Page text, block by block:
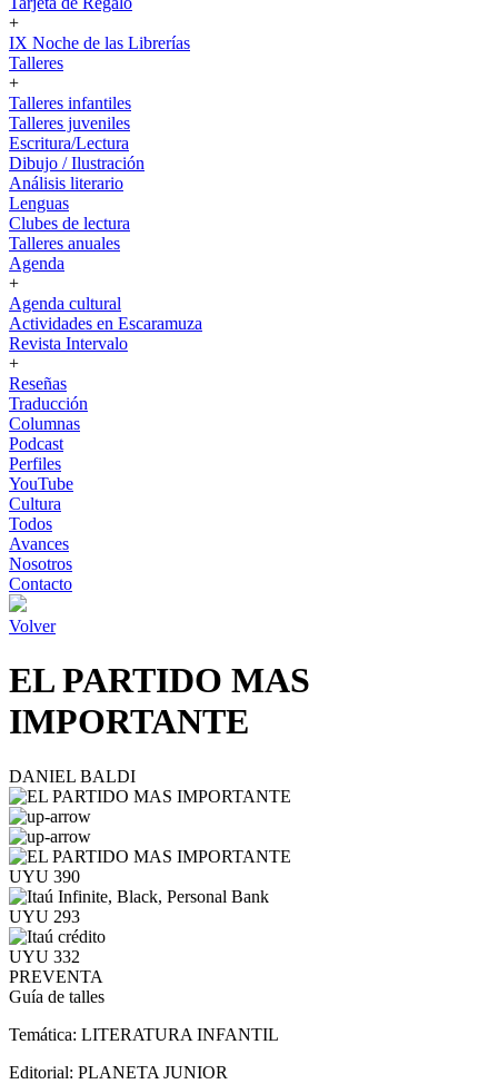
+
IX Noche de las Librerías
Talleres
+
Talleres infantiles
Talleres juveniles
Escritura/Lectura
Dibujo / Ilustración
Análisis literario
Lenguas
Clubes de lectura
Talleres anuales
Agenda
+
Agenda cultural
Actividades en Escaramuza
Revista Intervalo
+
Reseñas
Traducción
Columnas
Podcast
Perfiles
YouTube
Cultura
Todos
Avances
Nosotros
Contacto
Volver
EL PARTIDO MAS
IMPORTANTE
DANIEL BALDI
UYU 390
UYU 293
UYU 332
PREVENTA
Guía de talles
Temática: LITERATURA INFANTIL
Editorial: PLANETA JUNIOR